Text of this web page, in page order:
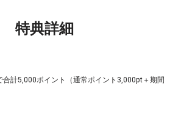
特典詳細
合計5,000ポイント（通常ポイント3,000pt＋期間